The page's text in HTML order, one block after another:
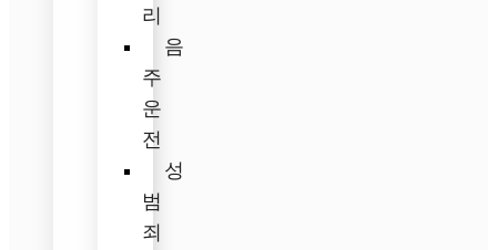
리
음
주
운
전
성
범
죄